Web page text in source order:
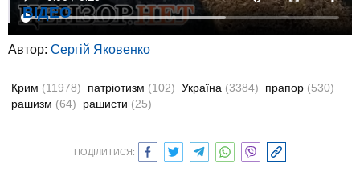
ВIДЕО
Автор: Сергій Яковенко
Крим (11978) патріотизм (102) Україна (3384) прапор (530)
рашизм (64) рашисти (25)
ПОДІЛИТИСЯ: